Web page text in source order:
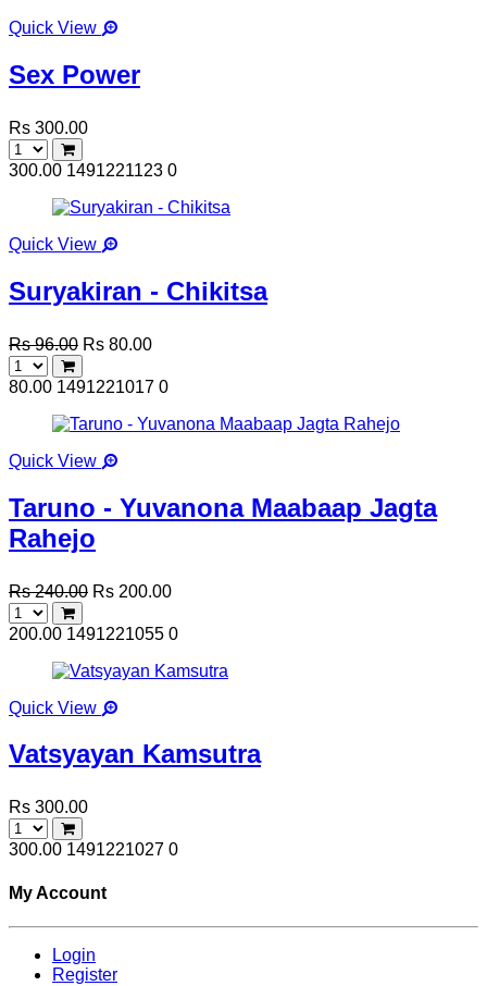
Quick View
Sex Power
Rs 300.00
300.00 1491221123 0
Quick View
Suryakiran - Chikitsa
Rs 96.00 Rs 80.00
80.00 1491221017 0
Quick View
Taruno - Yuvanona Maabaap Jagta
Rahejo
Rs 240.00 Rs 200.00
200.00 1491221055 0
Quick View
Vatsyayan Kamsutra
Rs 300.00
300.00 1491221027 0
My Account
Login
Register